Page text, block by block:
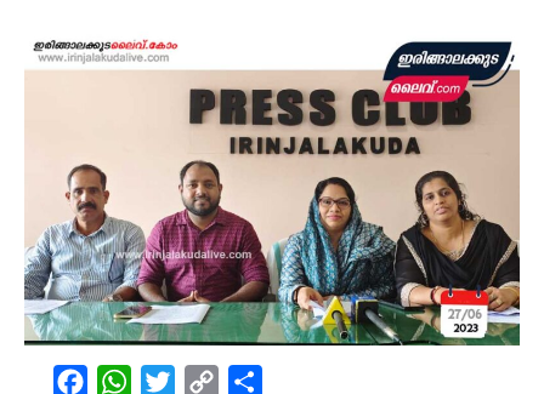
FacebookWhatsAppTwitterCopy